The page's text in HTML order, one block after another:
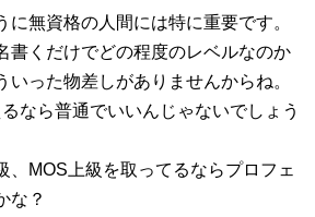
に無資格の人間には特に重要です。
書くだけでどの程度のレベルなのか
いった物差しがありませんからね。
なら普通でいいんじゃないでしょう
、MOS上級を取ってるならプロフェ
な？